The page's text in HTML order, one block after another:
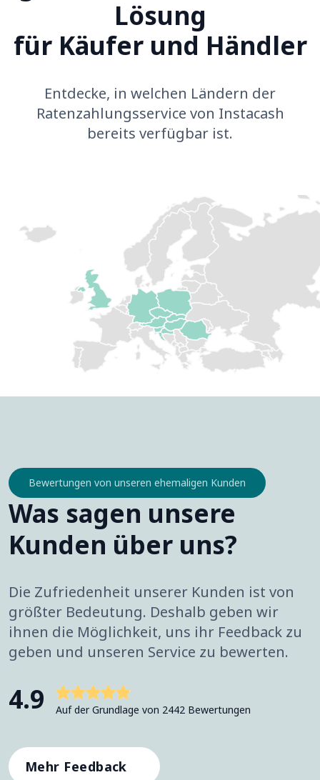
Lösung
für Käufer und Händler
Entdecke, in welchen Ländern der
Ratenzahlungsservice von Instacash
bereits verfügbar ist.
Bewertungen von unseren ehemaligen Kunden
Was sagen unsere
Kunden über uns?
Die Zufriedenheit unserer Kunden ist von
größter Bedeutung. Deshalb geben wir
ihnen die Möglichkeit, uns ihr Feedback zu
geben und unseren Service zu bewerten.
4.9 Auf der Grundlage von 2442 Bewertungen
Mehr Feedback